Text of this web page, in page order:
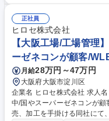
品はすべて自社開発の一品一
てきた経験や判断力を存分に
ネコンや主要リース会社であ
機械のモノづくりを、これ
募集職種 【大阪/生産管理/
上場グループ
正社員
ヒロセ株式会社
【大阪工場/工場管理
ーゼネコンが顧客/
月給28万円～47万円
大阪府大阪市淀川区
企業名 ヒロセ株式会社 求人名 【大阪工場/工場管理】異業種OK/DX推進
中/国やスーパーゼネコンが顧客/WLB◎ 仕事の内容 仮
売、加工を手掛ける同社にて